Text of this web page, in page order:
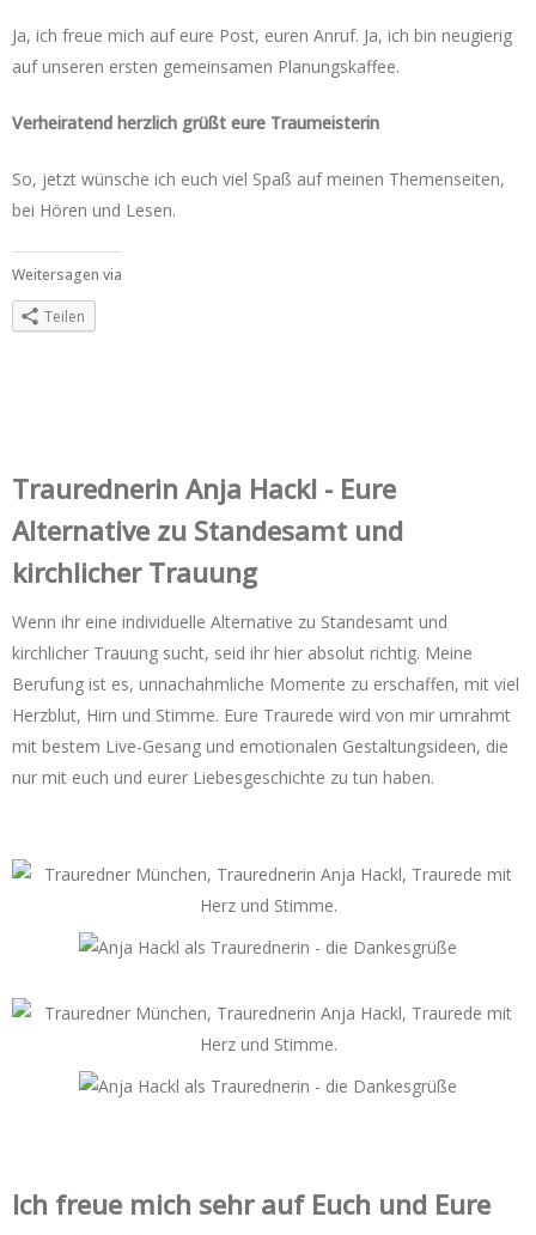
Ja, ich freue mich auf eure Post, euren Anruf. Ja, ich bin neugierig
auf unseren ersten gemeinsamen Planungskaffee.
Verheiratend herzlich grüßt eure Traumeisterin
So, jetzt wünsche ich euch viel Spaß auf meinen Themenseiten,
bei Hören und Lesen.
Weitersagen via
Teilen
Trauredner‌in Anja Hackl - Eure
Alternative zu Standesamt und
kirchlicher Trauung
Wenn ihr eine individuelle Alternative zu Standesamt und
kirchlicher Trauung sucht, seid ihr hier absolut richtig. Meine
Berufung ist es, unnachahmliche Momente zu erschaffen, mit viel
Herzblut, Hirn und Stimme. Eure Traurede wird von mir umrahmt
mit bestem Live-Gesang und emotionalen Gestaltungsideen, die
nur mit euch und eurer Liebesgeschichte zu tun haben.
Ich freue mich sehr auf Euch und Eure